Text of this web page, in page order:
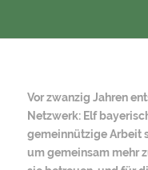
Vor zwanzig Jahren
Netzwerk: Elf
gemeinnützige Arbeit
um gemeinsam mehr